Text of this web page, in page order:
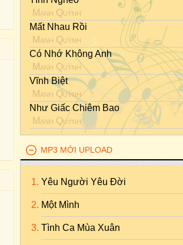
Mạnh Quỳnh
Mất Nhau Rồi
Mạnh Quỳnh
Có Nhớ Không Anh
Mạnh Quỳnh
Vĩnh Biệt
Mạnh Quỳnh
Như Giấc Chiêm Bao
Mạnh Quỳnh
MP3 MỚI UPLOAD
Yêu Người Yêu Đời
Một Mình
Tình Ca Mùa Xuân